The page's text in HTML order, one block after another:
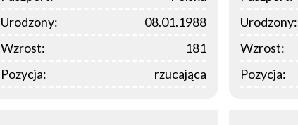
Urodzony:
08.01.1988
Wzrost:
181
Pozycja:
rzucająca
Urodzony:
Wzrost:
Pozycja: